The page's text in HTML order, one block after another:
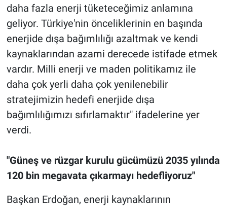
daha fazla enerji tüketeceğimiz anlamına
geliyor. Türkiye'nin önceliklerinin en başında
enerjide dışa bağımlılığı azaltmak ve kendi
kaynaklarından azami derecede istifade etmek
vardır. Milli enerji ve maden politikamız ile
daha çok yerli daha çok yenilenebilir
stratejimizin hedefi enerjide dışa
bağımlılığımızı sıfırlamaktır" ifadelerine yer
verdi.
"Güneş ve rüzgar kurulu gücümüzü 2035 yılında
120 bin megavata çıkarmayı hedefliyoruz"
Başkan Erdoğan, enerji kaynaklarının